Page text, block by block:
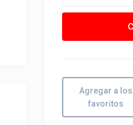
Agregar a los
favoritos